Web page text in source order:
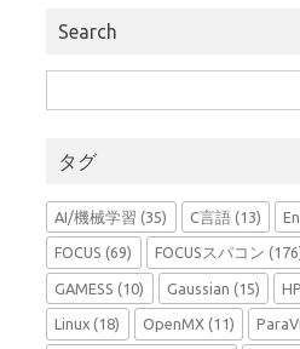
Search
索:
タグ
AI/機械学習 (35) C言語(13)
FOCUS (69) FOCUSスパコン
GAMESS (10) Gaussian (15)
Linux (18) OpenMX(11)